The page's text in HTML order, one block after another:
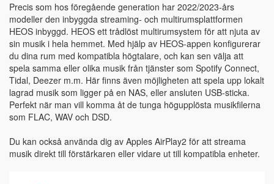
Precis som hos föregående generation har 2022/2023-års
modeller den inbyggda streaming- och multirumsplattformen
HEOS inbyggd. HEOS ett trådlöst multirumsystem för att njuta av
sin musik i hela hemmet. Med hjälp av HEOS-appen konfigurerar
du dina rum med kompatibla högtalare, och kan sen välja att
spela samma eller olika musik från tjänster som Spotify Connect,
Tidal, Deezer m.m. Här finns även möjligheten att spela upp lokalt
lagrad musik som ligger på en NAS, eller ansluten USB-sticka.
Perfekt när man vill komma åt de tunga högupplösta musikfilerna
som FLAC, WAV och DSD.
Du kan också använda dig av Apples AirPlay2 för att streama
musik direkt till förstärkaren eller vidare ut till kompatibla enheter.